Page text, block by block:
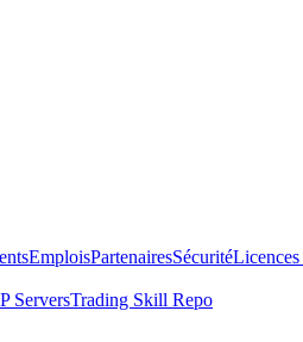
EmploisPartenairesSécurité
ServersTrading Skill Repo